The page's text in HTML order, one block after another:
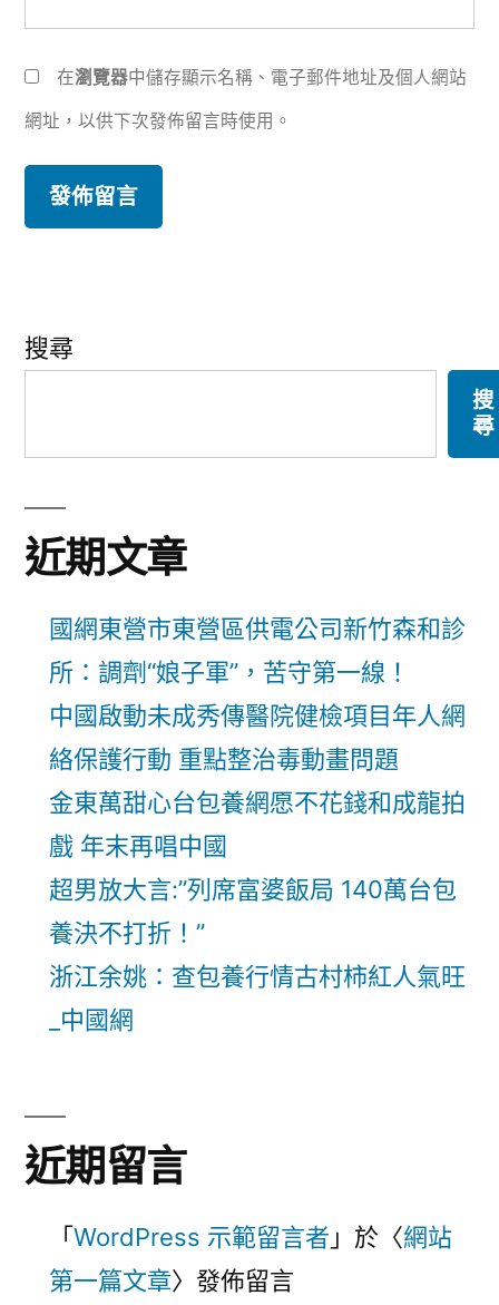
在瀏覽器中儲存顯示名稱、電子郵件地址及個人網站
網址，以供下次發佈留言時使用。
搜尋
搜
尋
近期文章
國網東營市東營區供電公司新竹森和診
所：調劑“娘子軍”，苦守第一線！
中國啟動未成秀傳醫院健檢項目年人網
絡保護行動 重點整治毒動畫問題
金東萬甜心台包養網愿不花錢和成龍拍
戲 年末再唱中國
超男放大言:”列席富婆飯局 140萬台包
養決不打折！”
浙江余姚：查包養行情古村柿紅人氣旺
_中國網
近期留言
「 WordPress 示範留言者 」於〈網站
第一篇文章〉發佈留言